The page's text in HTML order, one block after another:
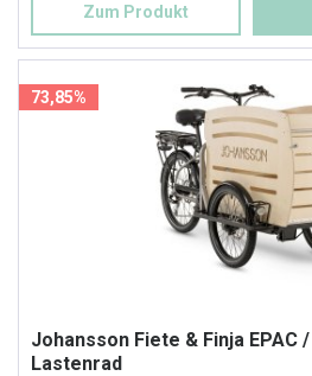
Zum Produkt
73,85%
Johansson Fiete & Finja EPAC
Lastenrad